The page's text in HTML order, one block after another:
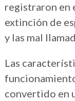
registraron en
extinción de
y las mal
Las
convertido en